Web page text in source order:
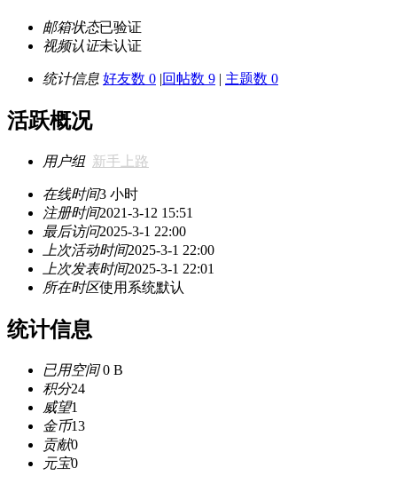
邮箱状态已验证
视频认证未认证
统计信息 好友数 0 |回帖数 9 | 主题数 0
活跃概况
用户组 新手上路
在线时间3 小时
注册时间2021-3-12 15:51
最后访问2025-3-1 22:00
上次活动时间2025-3-1 22:00
上次发表时间2025-3-1 22:01
所在时区使用系统默认
统计信息
已用空间0 B
积分24
威望1
金币13
贡献0
元宝0